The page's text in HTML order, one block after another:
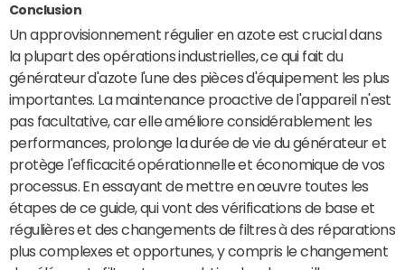
Conclusion
Un approvisionnement régulier en azote est crucial dans
la plupart des opérations industrielles, ce qui fait du
générateur d'azote l'une des pièces d'équipement les plus
importantes. La maintenance proactive de l'appareil n'est
pas facultative, car elle améliore considérablement les
performances, prolonge la durée de vie du générateur et
protège l'efficacité opérationnelle et économique de vos
processus. En essayant de mettre en œuvre toutes les
étapes de ce guide, qui vont des vérifications de base et
régulières et des changements de filtres à des réparations
plus complexes et opportunes, y compris le changement